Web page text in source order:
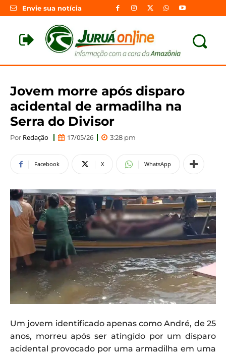
Envie sua notícia
Jovem morre após disparo
acidental de armadilha na
Serra do Divisor
Por Redação 17/05/26 3:28 pm
Facebook X WhatsApp
Um jovem identificado apenas como André, de 25
anos, morreu após ser atingido por um disparo
acidental provocado por uma armadilha em uma